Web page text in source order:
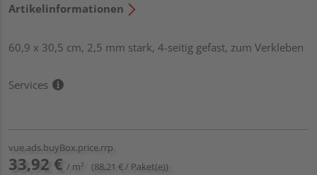
Artikelinformationen
60,9 x 30,5 cm, 2,5 mm stark, 4-seitig gefast, zum Verkleben
Services
vue.ads.buyBox.price.rrp
33,92 € / m² (88,21 € / Paket(e))